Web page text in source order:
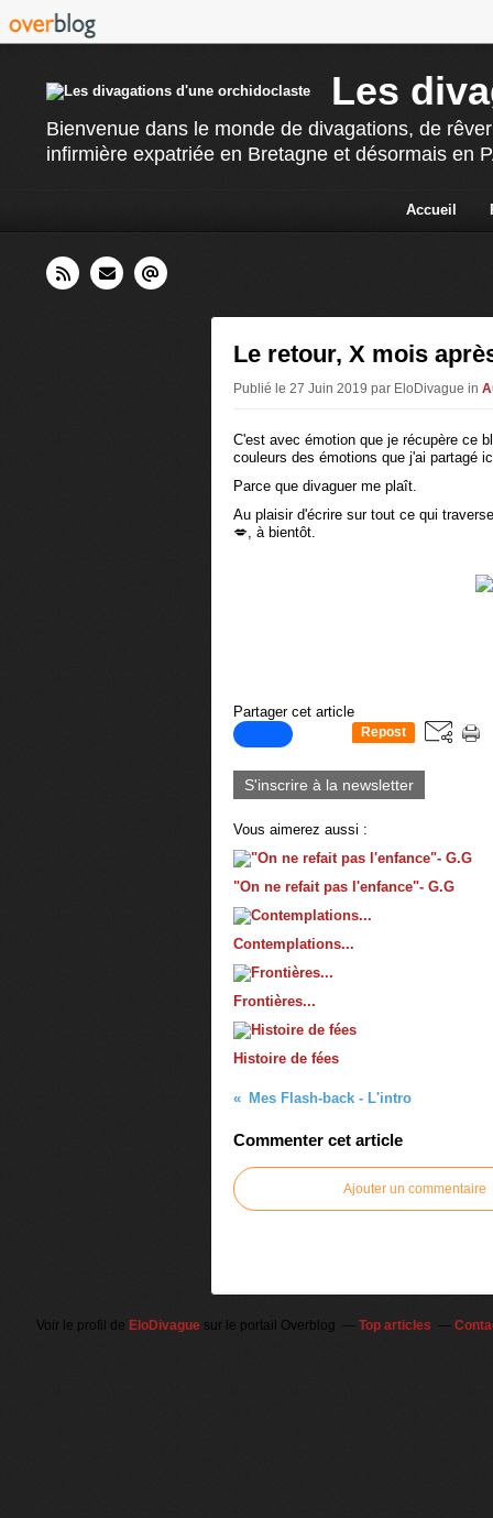
Les
Bienvenue dans le monde de divagations, de
infirmière expatriée en Bretagne et désormais en
Accueil
Le retour, X mois
Publié le 27 Juin 2019 par EloDivague in
C'est avec émotion que je récupère ce
couleurs des émotions que j'ai partagé
Parce que divaguer me plaît.
Au plaisir d'écrire sur tout ce qui
💋, à bientôt.
Partager cet article
Repost
S'inscrire à la newsletter
Vous aimerez aussi :
"On ne refait pas l'enfance"- G.G
Contemplations...
Frontières...
Histoire de fées
Mes Flash-back - L'intro
Commenter cet article
Ajouter un commentaire
Voir le profil de EloDivague sur le portail Overblog Top articles